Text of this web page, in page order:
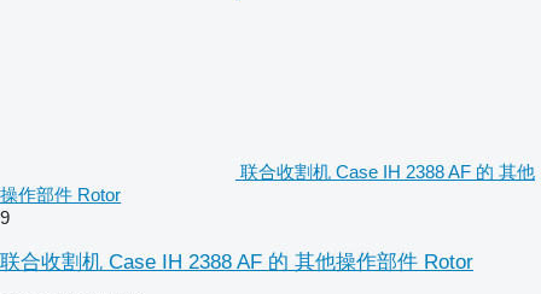
联合收割机 Case IH 2388 AF 的 其他
操作部件 Rotor
9
联合收割机 Case IH 2388 AF 的 其他操作部件 Rotor